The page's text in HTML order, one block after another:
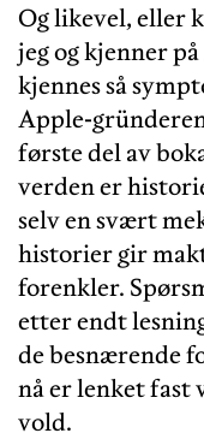
Og likevel, eller
jeg og kjenner
kjennes så
Apple-
første del av
verden er
selv en svært
historier gir
forenkler.
etter endt
de besnærende
nå er lenket fast
vold.